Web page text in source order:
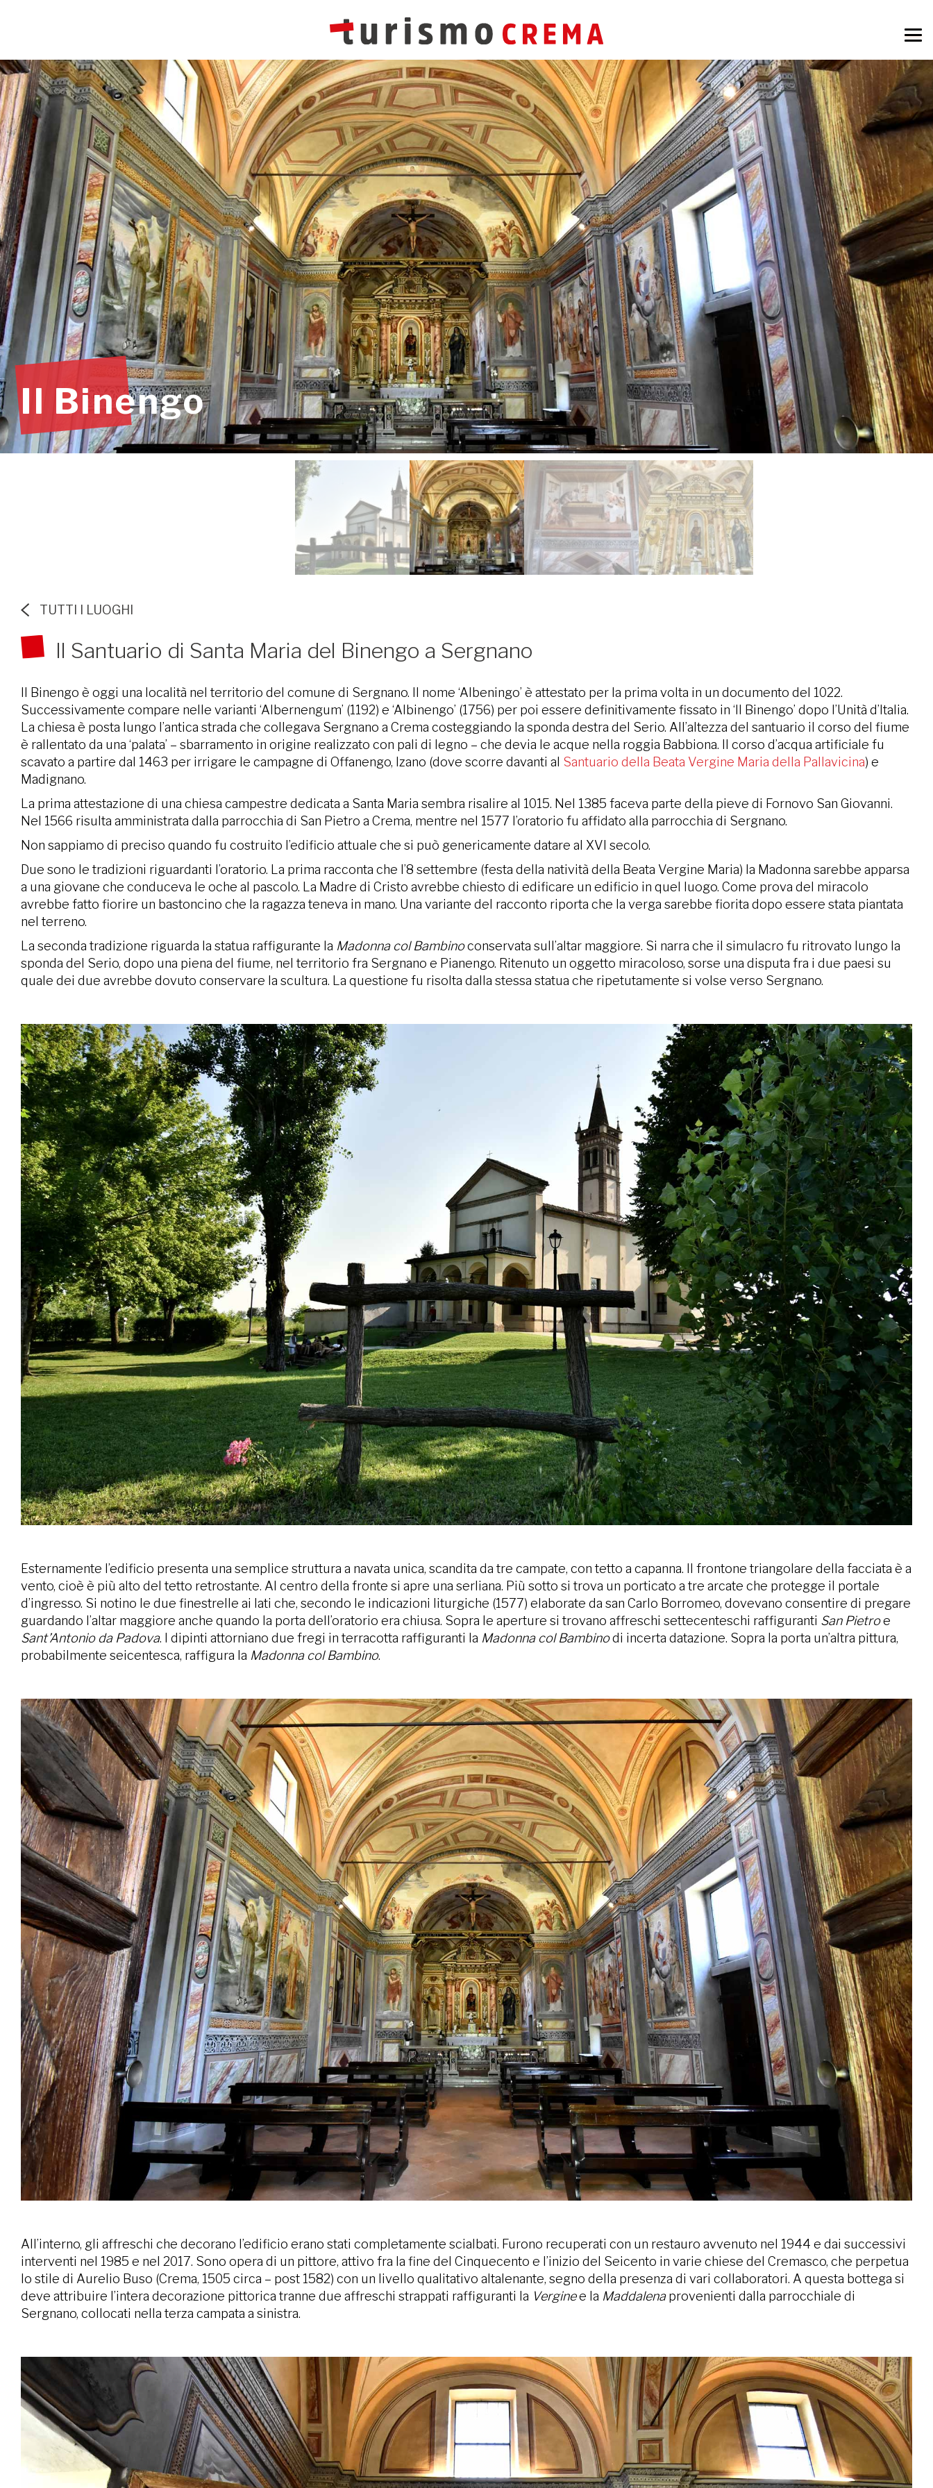
Il Binengo
TUTTI I LUOGHI
Il Santuario di Santa Maria del Binengo a Sergnano
Il Binengo è oggi una località nel territorio del comune di Sergnano. Il nome ‘Albeningo’ è attestato per la prima volta in un documento del 1022.
Successivamente compare nelle varianti ‘Albernengum’ (1192) e ‘Albinengo’ (1756) per poi essere definitivamente fissato in ‘Il Binengo’ dopo l’Unità d’Italia.
La chiesa è posta lungo l’antica strada che collegava Sergnano a Crema costeggiando la sponda destra del Serio. All’altezza del santuario il corso del fiume
è rallentato da una ‘palata’ – sbarramento in origine realizzato con pali di legno – che devia le acque nella roggia Babbiona. Il corso d’acqua artificiale fu
scavato a partire dal 1463 per irrigare le campagne di Offanengo, Izano (dove scorre davanti al Santuario della Beata Vergine Maria della Pallavicina) e
Madignano.
La prima attestazione di una chiesa campestre dedicata a Santa Maria sembra risalire al 1015. Nel 1385 faceva parte della pieve di Fornovo San Giovanni.
Nel 1566 risulta amministrata dalla parrocchia di San Pietro a Crema, mentre nel 1577 l’oratorio fu affidato alla parrocchia di Sergnano.
Non sappiamo di preciso quando fu costruito l’edificio attuale che si può genericamente datare al XVI secolo.
Due sono le tradizioni riguardanti l’oratorio. La prima racconta che l’8 settembre (festa della natività della Beata Vergine Maria) la Madonna sarebbe apparsa
a una giovane che conduceva le oche al pascolo. La Madre di Cristo avrebbe chiesto di edificare un edificio in quel luogo. Come prova del miracolo
avrebbe fatto fiorire un bastoncino che la ragazza teneva in mano. Una variante del racconto riporta che la verga sarebbe fiorita dopo essere stata piantata
nel terreno.
La seconda tradizione riguarda la statua raffigurante la Madonna col Bambinoconservata sull’altar maggiore. Si narra che il simulacro fu ritrovato lungo la
sponda del Serio, dopo una piena del fiume, nel territorio fra Sergnano e Pianengo. Ritenuto un oggetto miracoloso, sorse una disputa fra i due paesi su
quale dei due avrebbe dovuto conservare la scultura. La questione fu risolta dalla stessa statua che ripetutamente si volse verso Sergnano.
Esternamente l’edificio presenta una semplice struttura a navata unica, scandita da tre campate, con tetto a capanna. Il frontone triangolare della facciata è a
vento, cioè è più alto del tetto retrostante. Al centro della fronte si apre una serliana. Più sotto si trova un porticato a tre arcate che protegge il portale
d’ingresso. Si notino le due finestrelle ai lati che, secondo le indicazioni liturgiche (1577) elaborate da san Carlo Borromeo, dovevano consentire di pregare
guardando l’altar maggiore anche quando la porta dell’oratorio era chiusa. Sopra le aperture si trovano affreschi settecenteschi raffiguranti San Pietroe
Sant’Antonio da Padova. I dipinti attorniano due fregi in terracotta raffiguranti la Madonna col Bambinodi incerta datazione. Sopra la porta un’altra pittura,
probabilmente seicentesca, raffigura la Madonna col Bambino.
All’interno, gli affreschi che decorano l’edificio erano stati completamente scialbati. Furono recuperati con un restauro avvenuto nel 1944 e dai successivi
interventi nel 1985 e nel 2017. Sono opera di un pittore, attivo fra la fine del Cinquecento e l’inizio del Seicento in varie chiese del Cremasco, che perpetua
lo stile di Aurelio Buso (Crema, 1505 circa – post 1582) con un livello qualitativo altalenante, segno della presenza di vari collaboratori. A questa bottega si
deve attribuire l’intera decorazione pittorica tranne due affreschi strappati raffiguranti la Verginee la Maddalenaprovenienti dalla parrocchiale di
Sergnano, collocati nella terza campata a sinistra.